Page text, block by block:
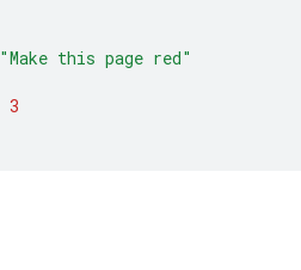
"Make this page red"
3